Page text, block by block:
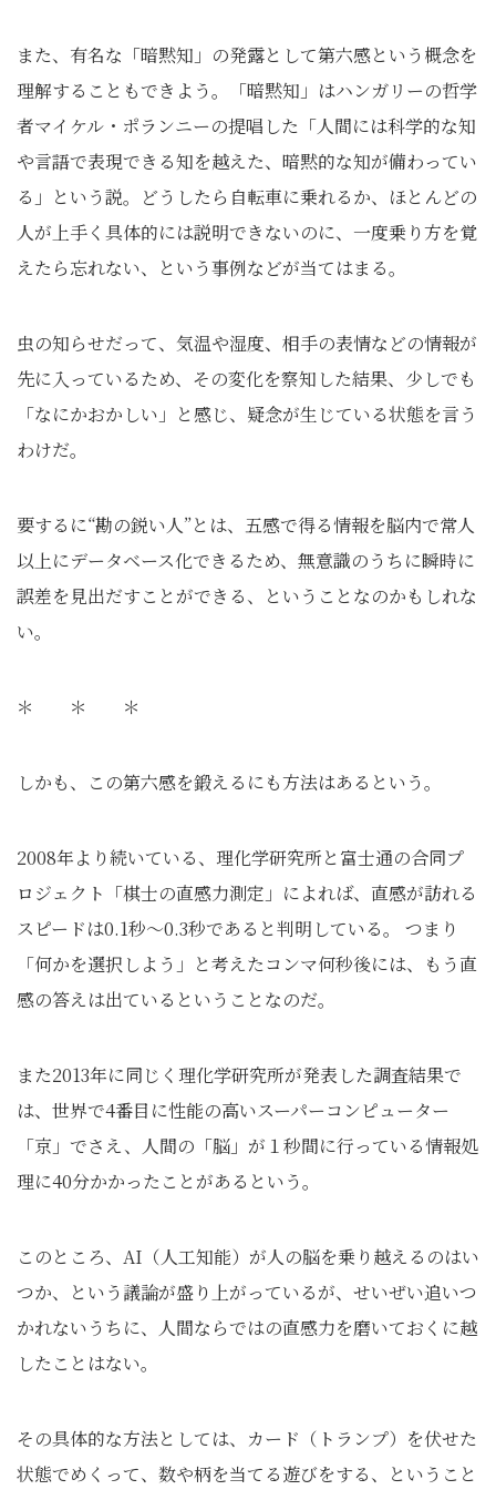
また、有名な「暗黙知」の発露として第六感という概念を
理解することもできよう。「暗黙知」はハンガリーの哲学
者マイケル・ポランニーの提唱した「人間には科学的な知
や言語で表現できる知を越えた、暗黙的な知が備わってい
る」という説。どうしたら自転車に乗れるか、ほとんどの
人が上手く具体的には説明できないのに、一度乗り方を覚
えたら忘れない、という事例などが当てはまる。
虫の知らせだって、気温や湿度、相手の表情などの情報が
先に入っているため、その変化を察知した結果、少しでも
「なにかおかしい」と感じ、疑念が生じている状態を言う
わけだ。
要するに“勘の鋭い人”とは、五感で得る情報を脳内で常人
以上にデータベース化できるため、無意識のうちに瞬時に
誤差を見出だすことができる、ということなのかもしれな
い。
＊ ＊ ＊
しかも、この第六感を鍛えるにも方法はあるという。
2008年より続いている、理化学研究所と富士通の合同プ
ロジェクト「棋士の直感力測定」によれば、直感が訪れる
スピードは0.1秒～0.3秒であると判明している。 つまり
「何かを選択しよう」と考えたコンマ何秒後には、もう直
感の答えは出ているということなのだ。
また2013年に同じく理化学研究所が発表した調査結果で
は、世界で4番目に性能の高いスーパーコンピューター
「京」でさえ、人間の「脳」が１秒間に行っている情報処
理に40分かかったことがあるという。
このところ、AI（人工知能）が人の脳を乗り越えるのはい
つか、という議論が盛り上がっているが、せいぜい追いつ
かれないうちに、人間ならではの直感力を磨いておくに越
したことはない。
その具体的な方法としては、カード（トランプ）を伏せた
状態でめくって、数や柄を当てる遊びをする、ということ